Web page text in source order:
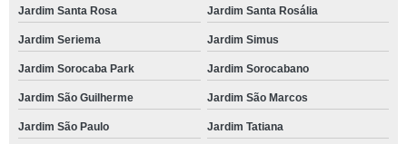
Jardim Santa Rosa Jardim Santa Rosália
Jardim Seriema Jardim Simus
Jardim Sorocaba Park Jardim Sorocabano
Jardim São Guilherme Jardim São Marcos
Jardim São Paulo Jardim Tatiana